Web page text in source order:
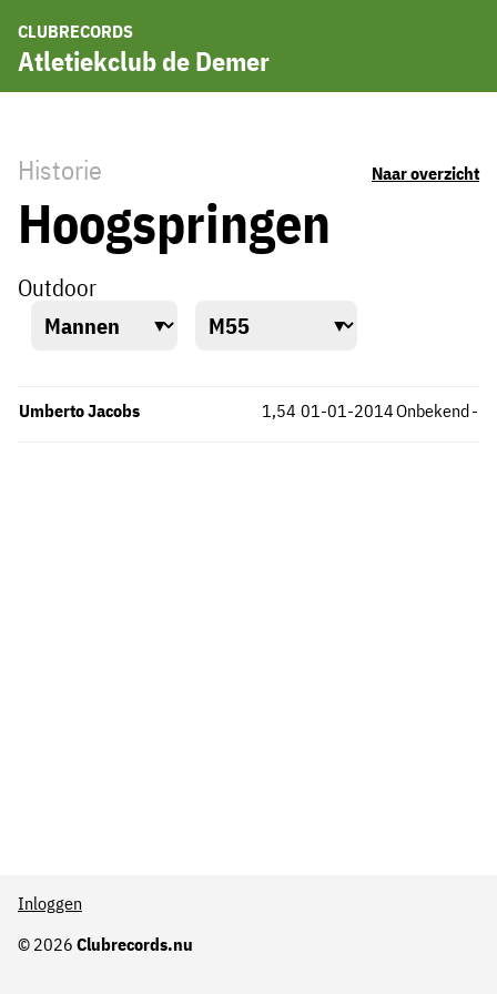
CLUBRECORDS
Atletiekclub de Demer
Historie Naar overzicht
Hoogspringen
Outdoor
Umberto Jacobs Onbekend
1,54 -
01-01-2014
© 2026 Clubrecords.nu
Inloggen